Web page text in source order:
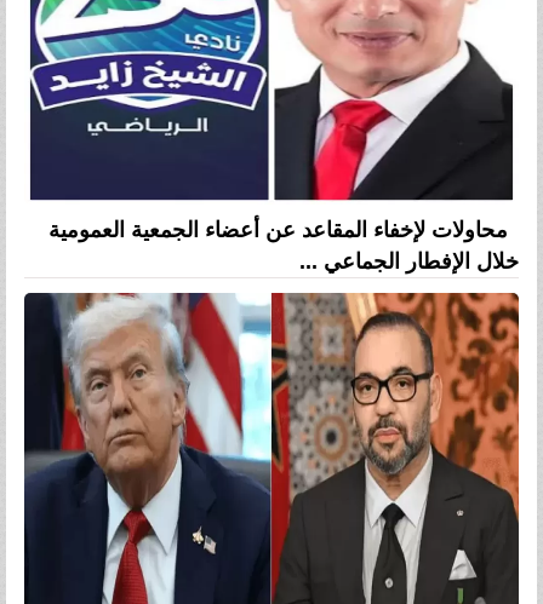
محاولات لإخفاء المقاعد عن أعضاء الجمعية العمومية
خلال الإفطار الجماعي ...